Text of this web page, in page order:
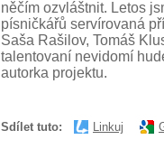
něčím ozvláštnit. Letos
písničkářů servírovaná
Saša Rašilov, Tomáš
talentovaní nevidomí
autorka projektu.
Sdílet tuto: Linkuj